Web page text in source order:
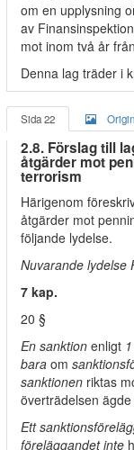
om en upplysning
av
mot inom två år
Denna lag träder i
Sida 22
2.8. Förslag till
åtgärder mot
terrorism
Härigenom
åtgärder mot
följande lydelse.
Nuvarande lydelse
7 kap.
20 §
En sanktion enligt
bara om
sanktionen riktas
överträdelsen
Ett
föreläggandet inte